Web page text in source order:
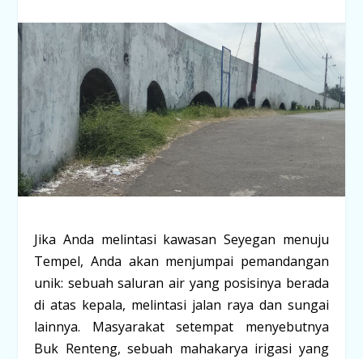
Jika Anda melintasi kawasan Seyegan menuju
Tempel, Anda akan menjumpai pemandangan
unik: sebuah saluran air yang posisinya berada
di atas kepala, melintasi jalan raya dan sungai
lainnya. Masyarakat setempat menyebutnya
Buk Renteng, sebuah mahakarya irigasi yang